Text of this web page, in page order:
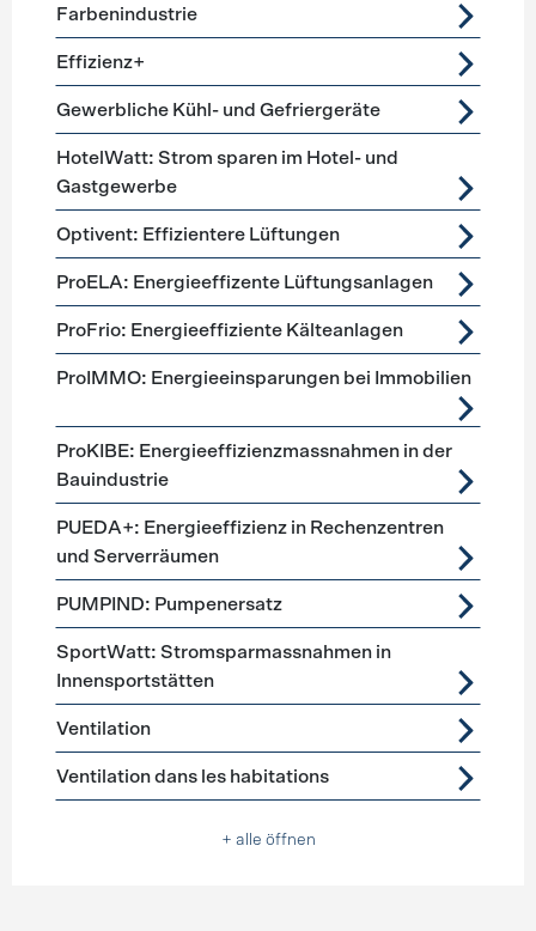
Farbenindustrie
Effizienz+
Gewerbliche Kühl- und Gefriergeräte
HotelWatt: Strom sparen im Hotel- und
Gastgewerbe
Optivent: Effizientere Lüftungen
ProELA: Energieeffizente Lüftungsanlagen
ProFrio: Energieeffiziente Kälteanlagen
ProIMMO: Energieeinsparungen bei Immobilien
ProKIBE: Energieeffizienzmassnahmen in der
Bauindustrie
PUEDA+: Energieeffizienz in Rechenzentren
und Serverräumen
PUMPIND: Pumpenersatz
SportWatt: Stromsparmassnahmen in
Innensportstätten
Ventilation
Ventilation dans les habitations
+ alle öffnen